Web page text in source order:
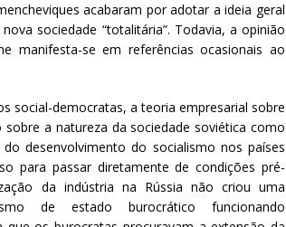
acabaram por adotar a ideia geral
sociedade “totalitária”. Todavia, a opinião
manifesta-se em referências ocasionais ao
social-democratas, a teoria empresarial sobre
a natureza da sociedade soviética como
desenvolvimento do socialismo nos países
para passar diretamente de condições pré-
da indústria na Rússia não criou uma
de estado burocrático funcionando